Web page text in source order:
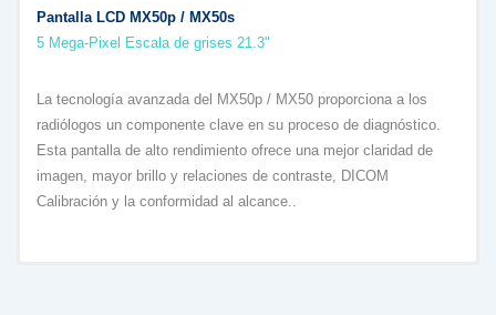
Pantalla LCD MX50p / MX50s
5 Mega-Pixel Escala de grises 21.3"
La tecnología avanzada del MX50p / MX50 proporciona a los
radiólogos un componente clave en su proceso de diagnóstico.
Esta pantalla de alto rendimiento ofrece una mejor claridad de
imagen, mayor brillo y relaciones de contraste, DICOM
Calibración y la conformidad al alcance..